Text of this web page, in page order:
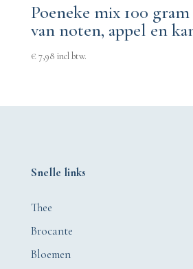
Poeneke mix 100
van noten, appel en
€7,98 incl btw.
Snelle links
Thee
Brocante
Bloemen